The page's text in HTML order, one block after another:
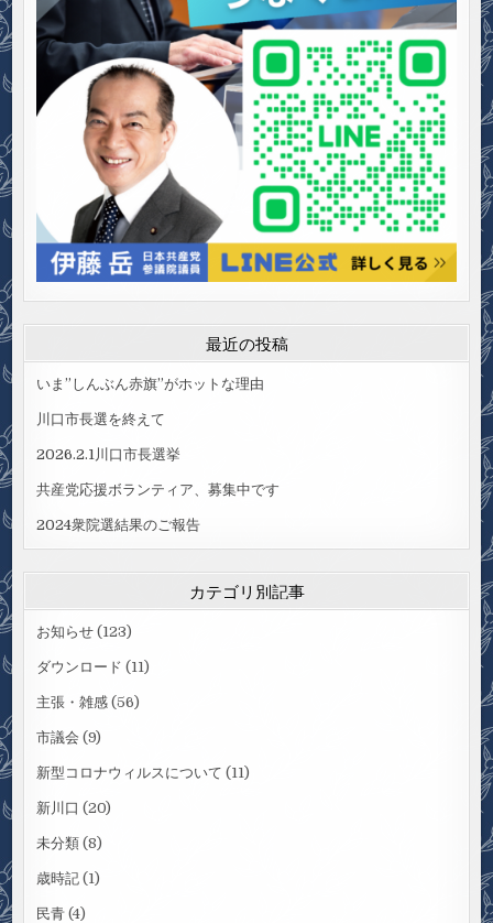
最近の投稿
いま”しんぶん赤旗”がホットな理由
川口市長選を終えて
2026.2.1川口市長選挙
共産党応援ボランティア、募集中です
2024衆院選結果のご報告
カテゴリ別記事
お知らせ (123)
ダウンロード (11)
主張・雑感 (56)
市議会 (9)
新型コロナウィルスについて (11)
新川口 (20)
未分類 (8)
歳時記 (1)
民青 (4)